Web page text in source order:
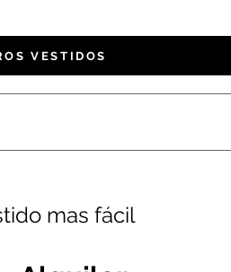
VESTIDOS
mas fácil